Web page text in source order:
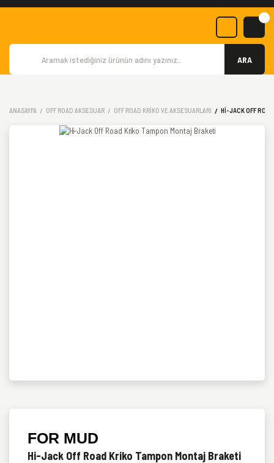
ARA
ANASAYFA OFF ROAD AKSESUAR OFF ROAD KRIKO VE AKSESUARLARI HI-JACK OFF
FOR MUD
Hi-Jack Off Road Kriko Tampon Montaj Braketi